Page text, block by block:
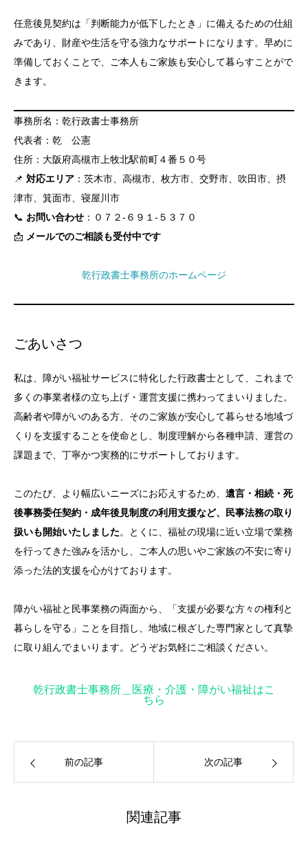
任意後見契約は「判断能力が低下したとき」に備えるための仕組
みであり、財産や生活を守る強力なサポートになります。早めに
準備しておくことで、ご本人もご家族も安心して暮らすことがで
きます。
事務所名：乾行政書士事務所
代表者：乾 公憲
住所：大阪府高槻市上牧北駅前町４番５０号
📌 対応エリア ：茨木市、高槻市、枚方市、交野市、吹田市、摂
津市、箕面市、寝屋川市
📞 お問い合わせ ：０７２-６９１-５３７０
📩 メールでのご相談も受付中です
乾行政書士事務所のホームページ
ごあいさつ
私は、障がい福祉サービスに特化した行政書士として、これまで
多くの事業者様の立ち上げ・運営支援に携わってまいりました。
高齢者や障がいのある方、そのご家族が安心して暮らせる地域づ
くりを支援することを使命とし、制度理解から各種申請、運営の
課題まで、丁寧かつ実務的にサポートしております。
このたび、より幅広いニーズにお応えするため、 遺言・相続・死
後事務委任契約・成年後見制度の利用支援など、民事法務の取り
扱いも開始いたしました。とくに、福祉の現場に近い立場で業務
を行ってきた強みを活かし、ご本人の思いやご家族の不安に寄り
添った法的支援を心がけております。
障がい福祉と民事業務の両面から、「支援が必要な方々の権利と
暮らしを守る」ことを目指し、地域に根ざした専門家として真摯
に取り組んでまいります。どうぞお気軽にご相談ください。
乾行政書士事務所＿医療・介護・障がい福祉はこ
ちら
前の記事 次の記事
関連記事